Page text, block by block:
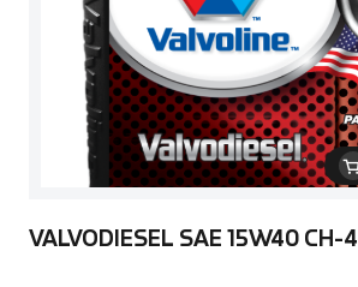
VALVODIESEL SAE 15W40 CH-4